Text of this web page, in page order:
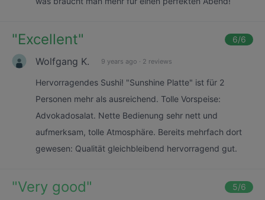
"Excellent" 6/6
Wolfgang K. 9 years ago · 2 reviews
Hervorragendes Sushi! "Sunshine Platte" ist für 2
Personen mehr als ausreichend. Tolle Vorspeise:
Advokadosalat. Nette Bedienung sehr nett und
aufmerksam, tolle Atmosphäre. Bereits mehrfach dort
gewesen: Qualität gleichbleibend hervorragend gut.
"Very good" 5/6